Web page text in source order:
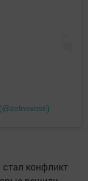
конфликт